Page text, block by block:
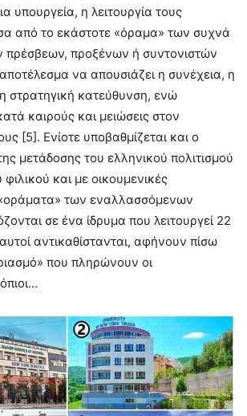
υπουργεία, η λειτουργία τους
από το εκάστοτε «όραμα» των συχνά
προξένων ή συντονιστών
να απουσιάζει η συνέχεια, η
στρατηγική κατεύθυνση, ενώ
καιρούς και μειώσεις στον
[5]. Ενίοτε υποβαθμίζεται και ο
μετάδοσης του ελληνικού πολιτισμού
φιλικού και με οικουμενικές
των εναλλασσόμενων
σε ένα ίδρυμα που λειτουργεί 22
αντικαθίστανται, αφήνουν πίσω
που πληρώνουν οι